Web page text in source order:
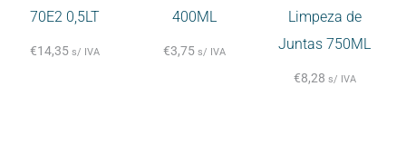
70E2 0,5LT
€14,35 s/ IVA
400ML
€3,75 s/ IVA
Limpeza de
Juntas 750ML
€8,28 s/ IVA